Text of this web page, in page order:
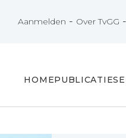
Aanmelden - Over TvGG
HOMEPUBLICATIES